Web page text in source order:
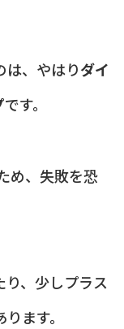
は、やはりダイ
です。
め、失敗を恐
、少しプラス
ます。